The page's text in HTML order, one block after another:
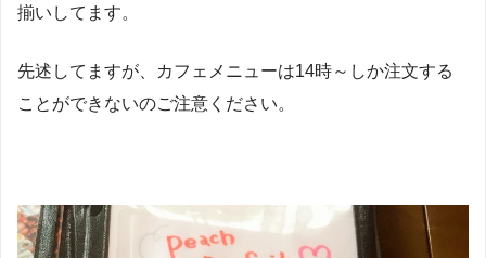
揃いしてます。
先述してますが、カフェメニューは14時～しか注文する
ことができないのご注意ください。